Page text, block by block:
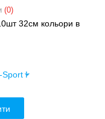
(0)
32см кольори в